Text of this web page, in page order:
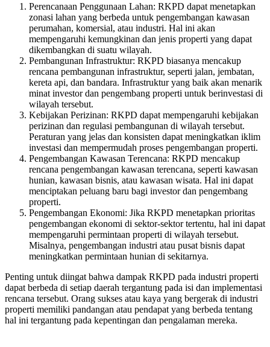
Perencanaan Penggunaan Lahan: RKPD dapat menetapkan
zonasi lahan yang berbeda untuk pengembangan kawasan
perumahan, komersial, atau industri. Hal ini akan
mempengaruhi kemungkinan dan jenis properti yang dapat
dikembangkan di suatu wilayah.
Pembangunan Infrastruktur: RKPD biasanya mencakup
rencana pembangunan infrastruktur, seperti jalan, jembatan,
kereta api, dan bandara. Infrastruktur yang baik akan menarik
minat investor dan pengembang properti untuk berinvestasi di
wilayah tersebut.
Kebijakan Perizinan: RKPD dapat mempengaruhi kebijakan
perizinan dan regulasi pembangunan di wilayah tersebut.
Peraturan yang jelas dan konsisten dapat meningkatkan iklim
investasi dan mempermudah proses pengembangan properti.
Pengembangan Kawasan Terencana: RKPD mencakup
rencana pengembangan kawasan terencana, seperti kawasan
hunian, kawasan bisnis, atau kawasan wisata. Hal ini dapat
menciptakan peluang baru bagi investor dan pengembang
properti.
Pengembangan Ekonomi: Jika RKPD menetapkan prioritas
pengembangan ekonomi di sektor-sektor tertentu, hal ini dapat
mempengaruhi permintaan properti di wilayah tersebut.
Misalnya, pengembangan industri atau pusat bisnis dapat
meningkatkan permintaan hunian di sekitarnya.
Penting untuk diingat bahwa dampak RKPD pada industri properti
dapat berbeda di setiap daerah tergantung pada isi dan implementasi
rencana tersebut. Orang sukses atau kaya yang bergerak di industri
properti memiliki pandangan atau pendapat yang berbeda tentang
hal ini tergantung pada kepentingan dan pengalaman mereka.